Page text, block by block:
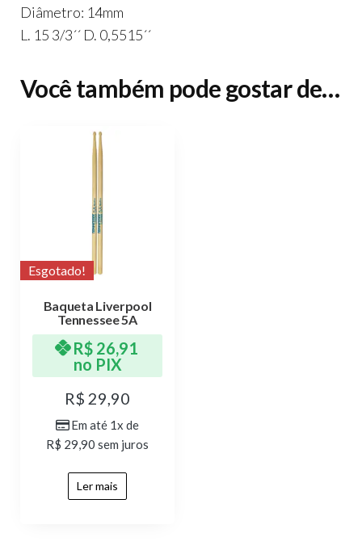
Diâmetro: 14mm
L. 15 3/3´´ D. 0,5515´´
Você também pode gostar de…
Esgotado!
Baqueta Liverpool
Tennessee 5A
R$ 29,90
Em até 1x de
R$ 29,90 sem juros
R$ 26,91
no PIX
Ler mais